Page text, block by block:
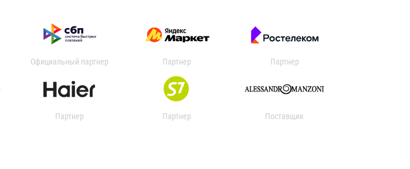
Официальный партнер Партнер Партнер
Партнер Партнер Поставщик